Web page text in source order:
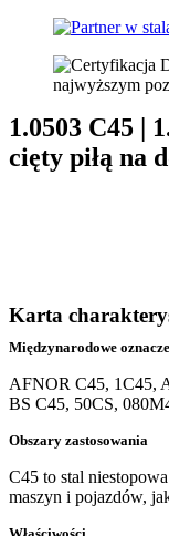
1.0503 C45 |
cięty piłą na
Karta
Międzynarodowe
AFNOR C45, 1C45,
BS C45, 50CS,
Obszary zastosowania
C45 to stal
maszyn i pojazdów,